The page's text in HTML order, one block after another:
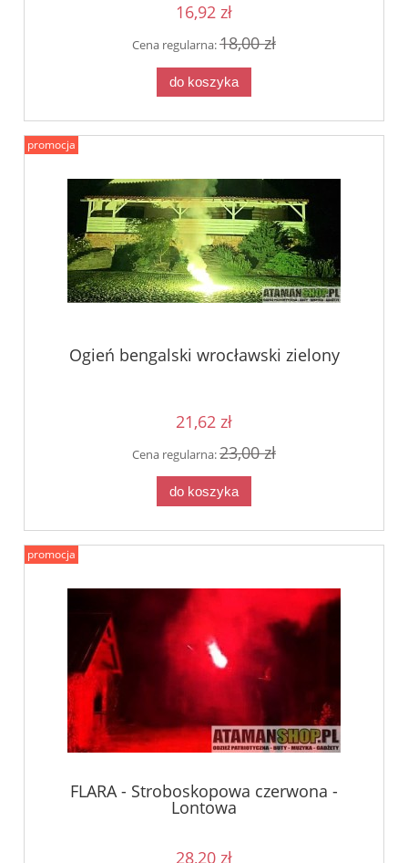
16,92 zł
Cena regularna:18,00 zł
do koszyka
Ogień bengalski wrocławski zielony
21,62 zł
Cena regularna:23,00 zł
do koszyka
promocja
FLARA - Stroboskopowa czerwona -
Lontowa
28,20 zł
promocja